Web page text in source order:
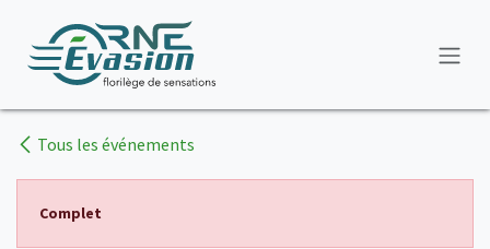
Tous les événements
Complet